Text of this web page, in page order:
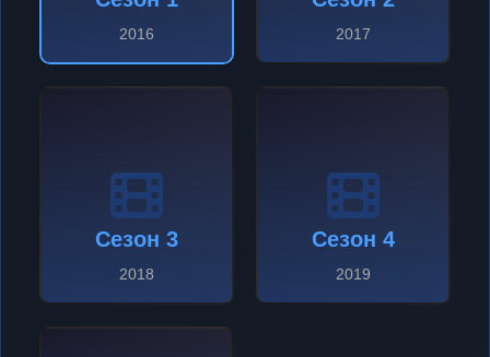
2016 2017
Сезон 3
2018
Сезон 4
2019